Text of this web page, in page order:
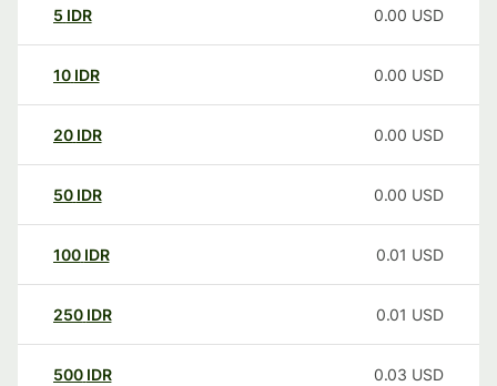
5 IDR 0.00 USD
10 IDR 0.00 USD
20 IDR 0.00 USD
50 IDR 0.00 USD
100 IDR 0.01 USD
250 IDR 0.01 USD
500 IDR 0.03 USD